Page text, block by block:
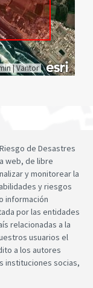
|Vantor
de Desastres
web, de libre
y monitorear la
y riesgos
información
por las entidades
relacionadas a la
usuarios el
a los autores
instituciones socias,